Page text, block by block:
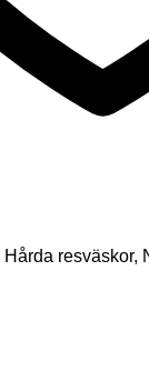
Hårda resväskor,